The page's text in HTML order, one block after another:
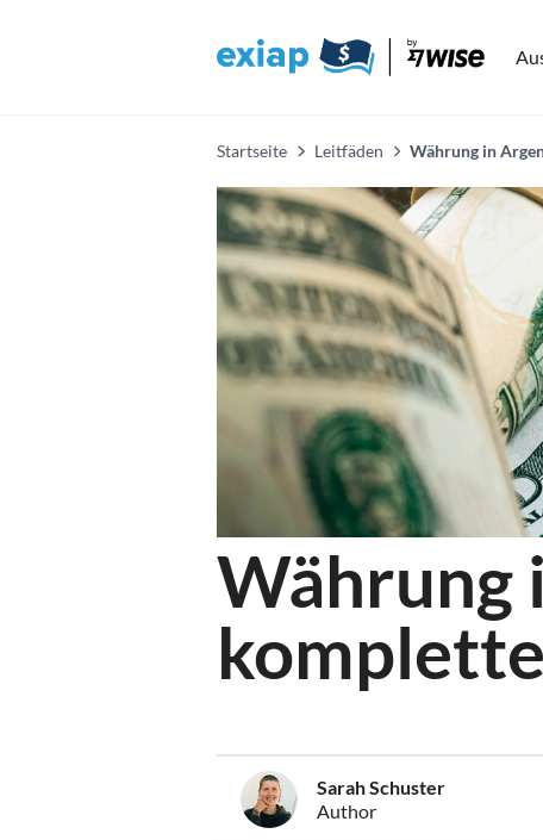
Startseite Leitfäden Währung in
Währung
Sarah Schuster
Author